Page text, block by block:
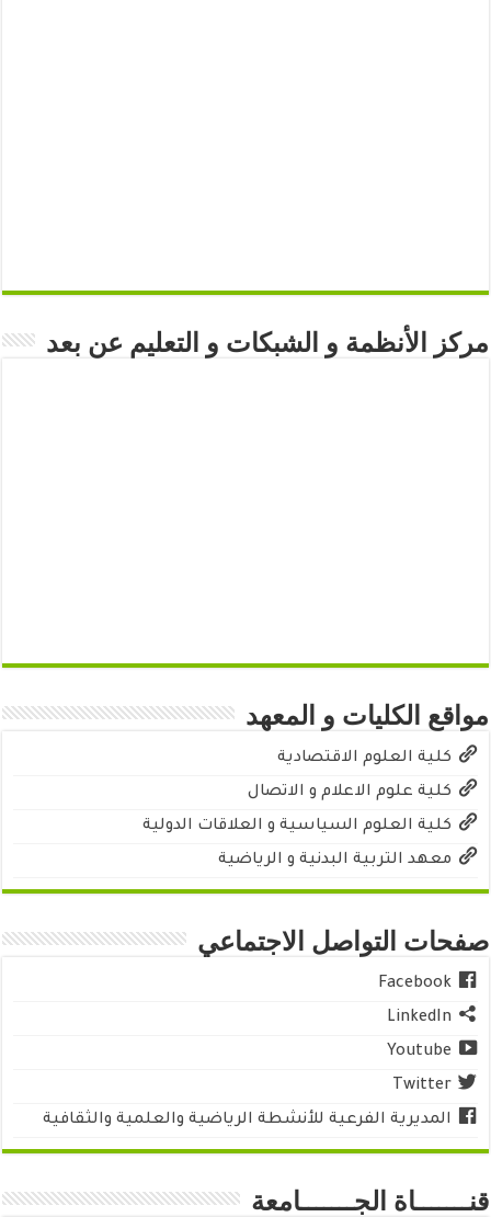
مركز الأنظمة و الشبكات و التعليم عن بعد
مواقع الكليات و المعهد
كلية العلوم الاقتصادية
كلية علوم الاعلام و الاتصال
كلية العلوم السياسية و العلاقات الدولية
معهد التربية البدنية و الرياضية
صفحات التواصل الاجتماعي
Facebook
LinkedIn
Youtube
Twitter
المديرية الفرعية للأنشطة الرياضية والعلمية والثقافية
قنـــــــاة الجـــــــامعة